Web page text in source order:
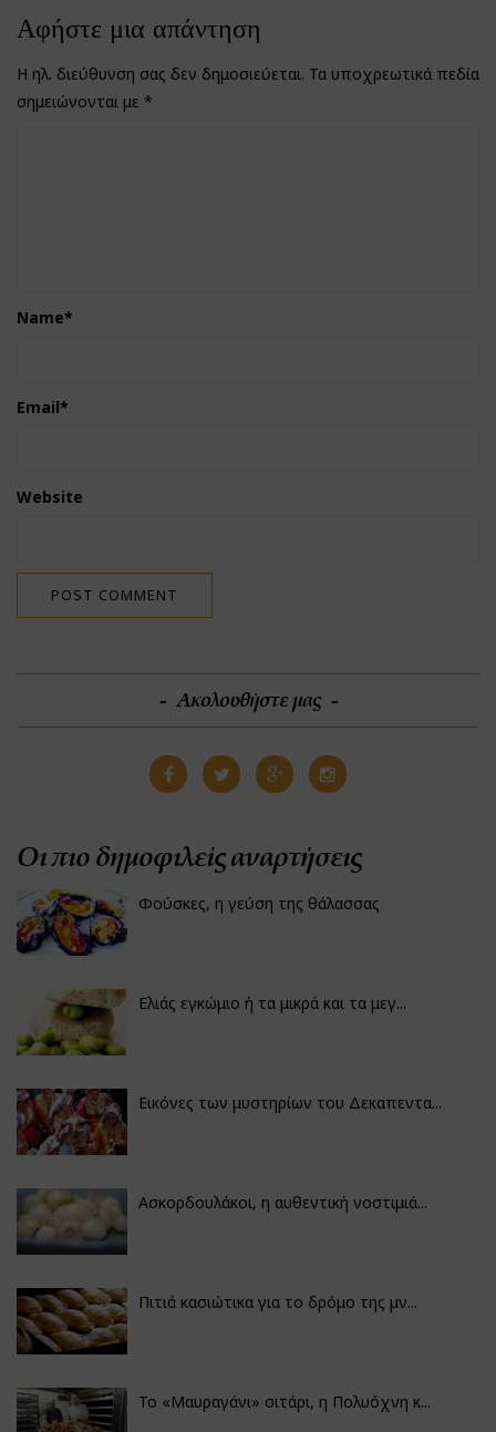
Αφήστε μια απάντηση
Η ηλ. διεύθυνση σας δεν δημοσιεύεται. Τα υποχρεωτικά πεδία
σημειώνονται με *
Name*
Email*
Website
Ακολουθήστε μας
Οι πιο δημοφιλείς αναρτήσεις
Φούσκες, η γεύση της θάλασσας
Ελιάς εγκώμιο ή τα μικρά και τα μεγ...
Εικόνες των μυστηρίων του Δεκαπεντα...
Ασκορδουλάκοι, η αυθεντική νοστιμιά...
Πιτιά κασιώτικα για το δρόμο της μν...
Το «Μαυραγάνι» σιτάρι, η Πολυόχνη κ...